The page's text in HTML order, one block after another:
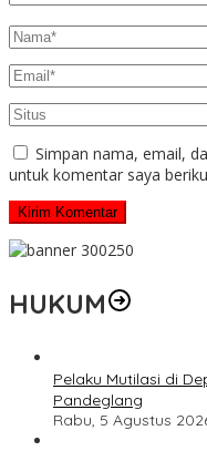
Simpan nama, email,
untuk komentar saya
HUKUM
Pelaku Mutilasi di
Pandeglang
Rabu, 5 Agustus